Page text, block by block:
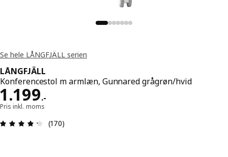
Se hele LÅNGFJÄLL serien
LÅNGFJÄLL
Konferencestol m armlæn, Gunnared grågrøn/hvid
1.199.-
Pris 1199.-
Pris inkl. moms
Anmeldelse: 4.3 Ud af 5 Stjerner. Anmeldelser i
(170)